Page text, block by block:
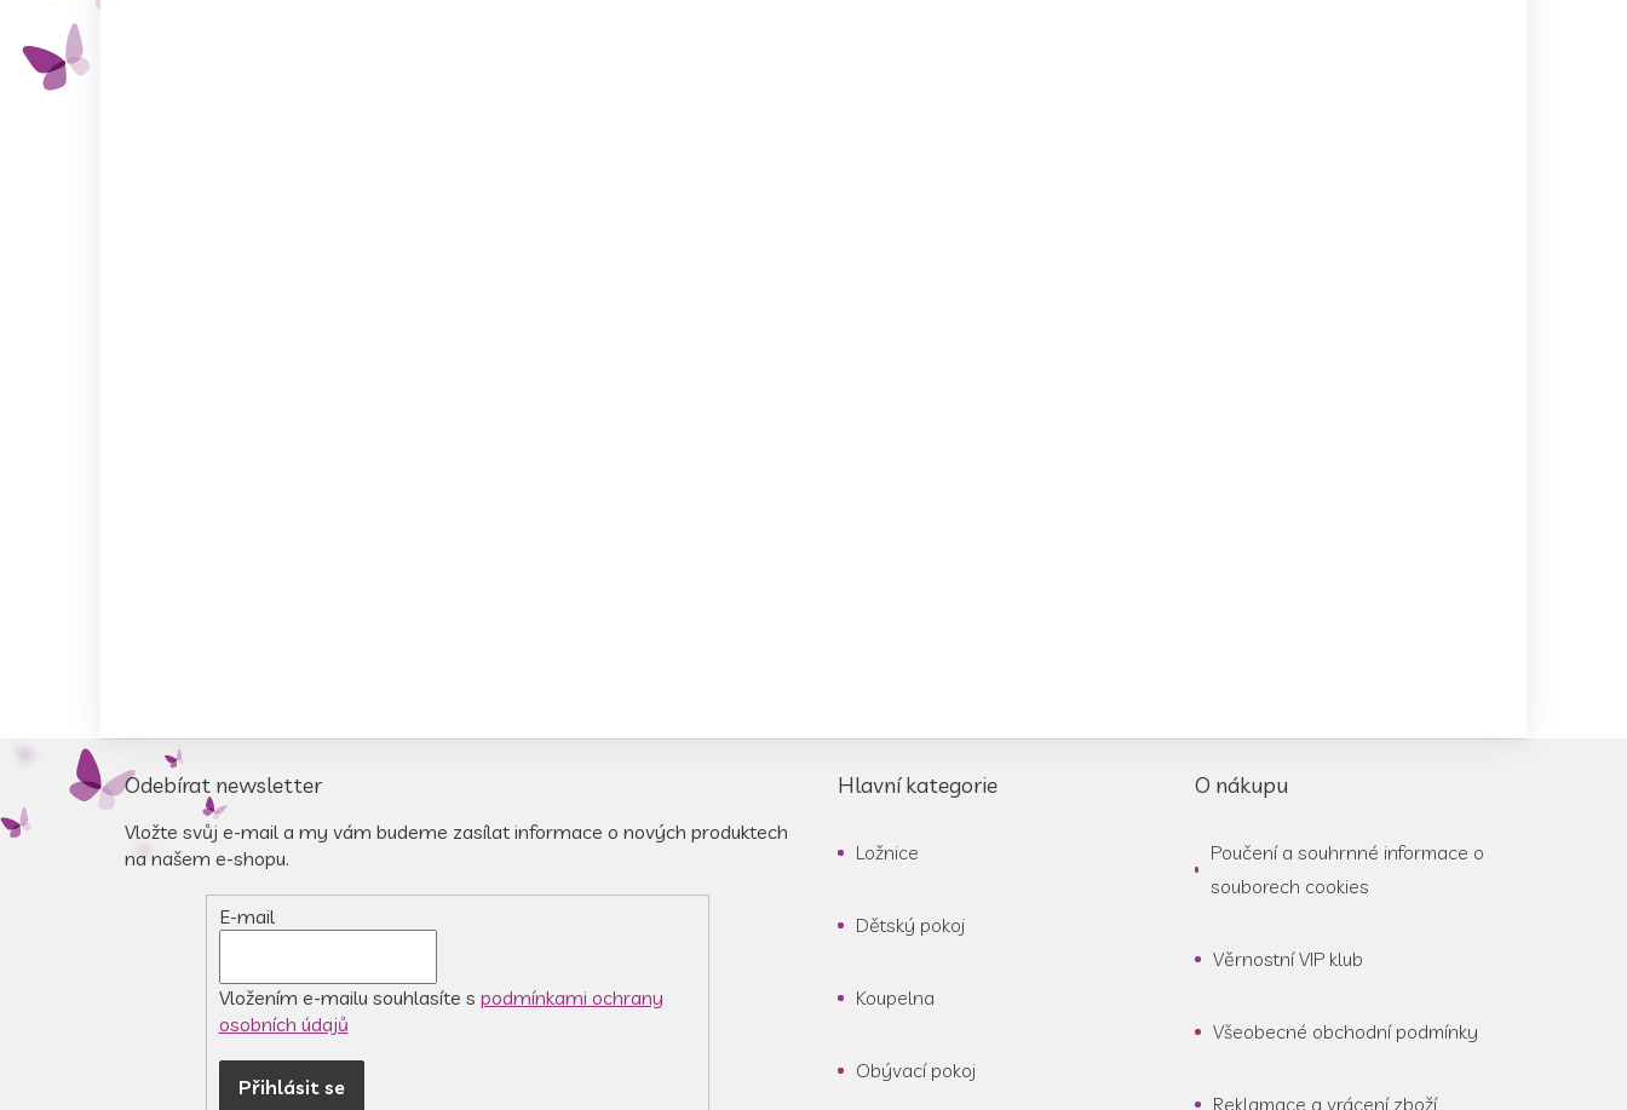
a
Odebírat newsletter
Vložte svůj e-mail a my vám budeme zasílat informace o nových produktech
na našem e-shopu.
E-mail
Vložením e-mailu souhlasíte s podmínkami ochrany
osobních údajů
Přihlásit se
Hlavní kategorie
Ložnice
Dětský pokoj
Koupelna
Obývací pokoj
O nákupu
Poučení a souhrnné informace o
souborech cookies
Věrnostní VIP klub
Všeobecné obchodní podmínky
Reklamace a vrácení zboží